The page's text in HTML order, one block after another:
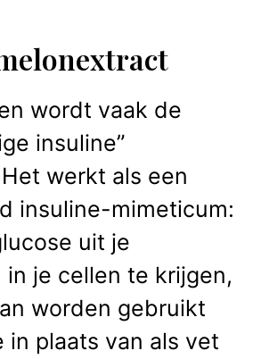
wordt vaak de
insuline”
werkt als een
insuline-mimeticum:
uit je
in je cellen te krijgen,
worden gebruikt
in plaats van als vet